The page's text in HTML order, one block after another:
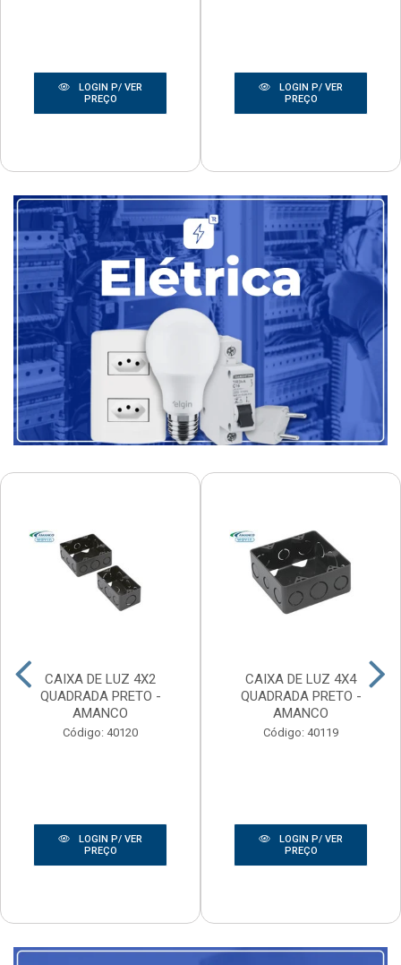
LOGIN P/ VER
PREÇO
LOGIN P/ VER
PREÇO
CAIXA DE LUZ 4X2
QUADRADA PRETO -
AMANCO
Código: 40120
LOGIN P/ VER
PREÇO
CAIXA DE LUZ 4X4
QUADRADA PRETO -
AMANCO
Código: 40119
LOGIN P/ VER
PREÇO